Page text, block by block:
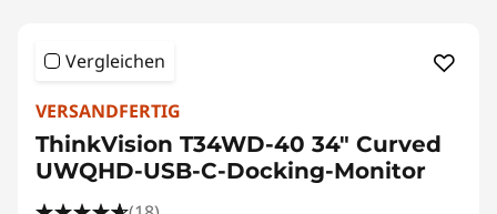
Vergleichen
VERSANDFERTIG
ThinkVision T34WD-40 34" Curved
UWQHD-USB-C-Docking-Monitor